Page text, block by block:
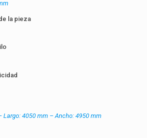
la pieza
Largo: 4050 mm – Ancho: 4950 mm